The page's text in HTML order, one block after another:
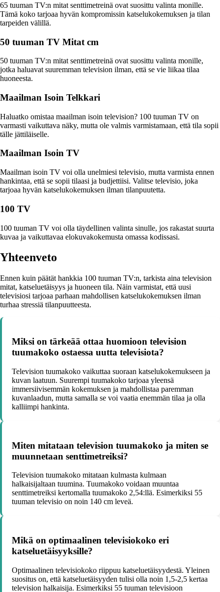
65 tuuman TV:n mitat senttimetreinä ovat suosittu valinta monille.
Tämä koko tarjoaa hyvän kompromissin katselukokemuksen ja tilan
tarpeiden välillä.
50 tuuman TV Mitat cm
50 tuuman TV:n mitat senttimetreinä ovat suosittu valinta monille,
jotka haluavat suuremman television ilman, että se vie liikaa tilaa
huoneesta.
Maailman Isoin Telkkari
Haluatko omistaa maailman isoin television? 100 tuuman TV on
varmasti vaikuttava näky, mutta ole valmis varmistamaan, että tila sopii
tälle jättiläiselle.
Maailman Isoin TV
Maailman isoin TV voi olla unelmiesi televisio, mutta varmista ennen
hankintaa, että se sopii tilaasi ja budjettiisi. Valitse televisio, joka
tarjoaa hyvän katselukokemuksen ilman tilanpuutetta.
100 TV
100 tuuman TV voi olla täydellinen valinta sinulle, jos rakastat suurta
kuvaa ja vaikuttavaa elokuvakokemusta omassa kodissasi.
Yhteenveto
Ennen kuin päätät hankkia 100 tuuman TV:n, tarkista aina television
mitat, katseluetäisyys ja huoneen tila. Näin varmistat, että uusi
televisiosi tarjoaa parhaan mahdollisen katselukokemuksen ilman
turhaa stressiä tilanpuutteesta.
Miksi on tärkeää ottaa huomioon television
tuumakoko ostaessa uutta televisiota?
Television tuumakoko vaikuttaa suoraan katselukokemukseen ja
kuvan laatuun. Suurempi tuumakoko tarjoaa yleensä
immersiivisemmän kokemuksen ja mahdollistaa paremman
kuvanlaadun, mutta samalla se voi vaatia enemmän tilaa ja olla
kalliimpi hankinta.
Miten mitataan television tuumakoko ja miten se
muunnetaan senttimetreiksi?
Television tuumakoko mitataan kulmasta kulmaan
halkaisijaltaan tuumina. Tuumakoko voidaan muuntaa
senttimetreiksi kertomalla tuumakoko 2,54:llä. Esimerkiksi 55
tuuman televisio on noin 140 cm leveä.
Mikä on optimaalinen televisiokoko eri
katseluetäisyyksille?
Optimaalinen televisiokoko riippuu katseluetäisyydestä. Yleinen
suositus on, että katseluetäisyyden tulisi olla noin 1,5-2,5 kertaa
television halkaisija. Esimerkiksi 55 tuuman televisioon